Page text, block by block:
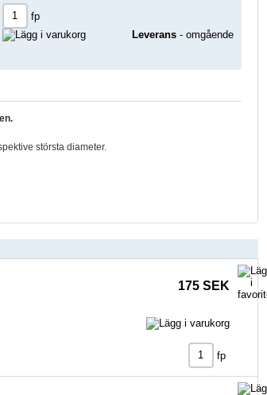
fp
Leverans- omgående
största diameter.
175 SEK
fp